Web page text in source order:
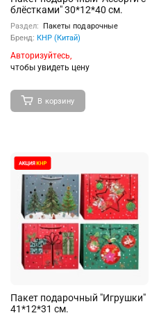
блёстками" 30*12*40 см.
Раздел:
Пакеты подарочные
Бренд: КНР (Китай)
Авторизуйтесь,
чтобы увидеть цену
В корзину
Пакет подарочный "Игрушки"
41*12*31 см.